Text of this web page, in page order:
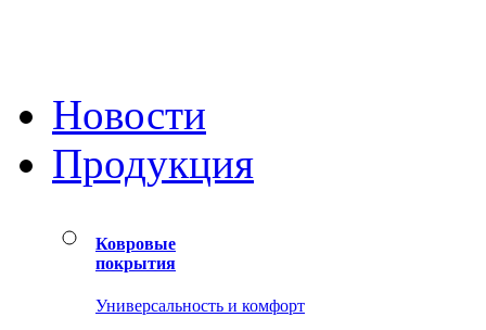
Новости
Продукция
Ковровые
покрытия
Универсальность и комфорт